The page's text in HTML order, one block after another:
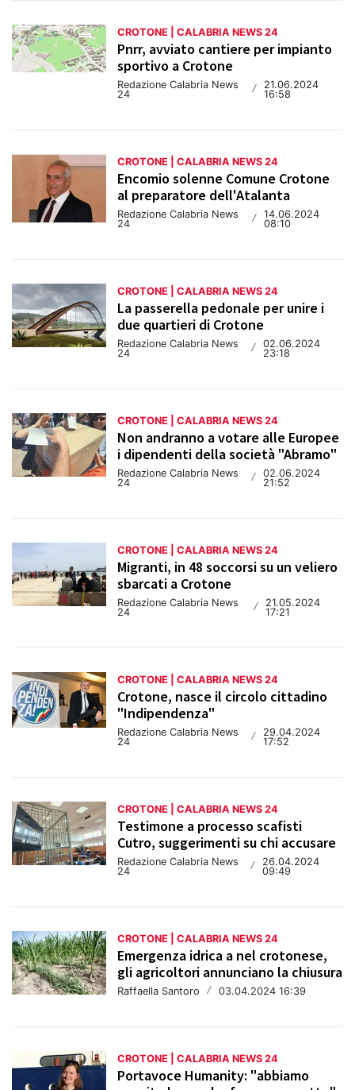
CROTONE | CALABRIA NEWS 24
Pnrr, avviato cantiere per impianto
sportivo a Crotone
Redazione Calabria News
24
/
21.06.2024
16:58
CROTONE | CALABRIA NEWS 24
Encomio solenne Comune Crotone
al preparatore dell'Atalanta
Redazione Calabria News
24
/ 14.06.2024
08:10
CROTONE | CALABRIA NEWS 24
La passerella pedonale per unire i
due quartieri di Crotone
Redazione Calabria News
24
/ 02.06.2024
23:18
CROTONE | CALABRIA NEWS 24
Non andranno a votare alle Europee
i dipendenti della società "Abramo"
Redazione Calabria News
24
/ 02.06.2024
21:52
CROTONE | CALABRIA NEWS 24
Migranti, in 48 soccorsi su un veliero
sbarcati a Crotone
Redazione Calabria News
24
/
21.05.2024
17:21
CROTONE | CALABRIA NEWS 24
Crotone, nasce il circolo cittadino
"Indipendenza"
Redazione Calabria News
24
/
29.04.2024
17:52
CROTONE | CALABRIA NEWS 24
Testimone a processo scafisti
Cutro, suggerimenti su chi accusare
Redazione Calabria News
24
/
26.04.2024
09:49
CROTONE | CALABRIA NEWS 24
Emergenza idrica a nel crotonese,
gli agricoltori annunciano la chiusura
Raffaella Santoro / 03.04.2024 16:39
CROTONE | CALABRIA NEWS 24
Portavoce Humanity: "abbiamo